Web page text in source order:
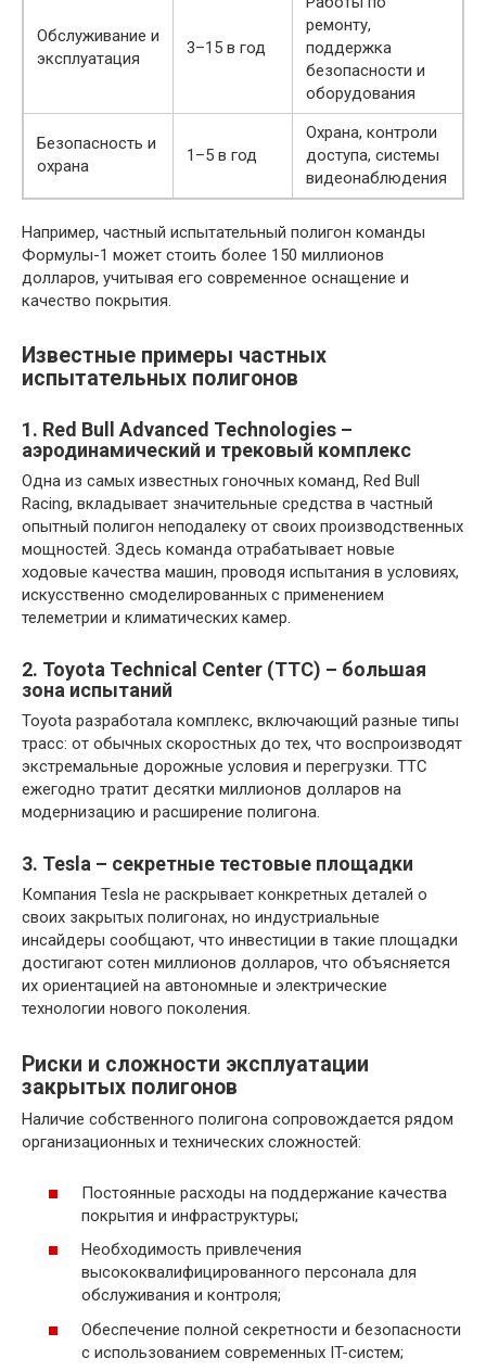
Обслуживание и
эксплуатация
3–15 в год
ремонту,
поддержка
безопасности и
оборудования
Безопасность и
охрана
1–5 в год
Охрана, контроли
доступа, системы
видеонаблюдения
Например, частный испытательный полигон команды
Формулы-1 может стоить более 150 миллионов
долларов, учитывая его современное оснащение и
качество покрытия.
Известные примеры частных
испытательных полигонов
1. Red Bull Advanced Technologies –
аэродинамический и трековый комплекс
Одна из самых известных гоночных команд, Red Bull
Racing, вкладывает значительные средства в частный
опытный полигон неподалеку от своих производственных
мощностей. Здесь команда отрабатывает новые
ходовые качества машин, проводя испытания в условиях,
искусственно смоделированных с применением
телеметрии и климатических камер.
2. Toyota Technical Center (TTC) – большая
зона испытаний
Toyota разработала комплекс, включающий разные типы
трасс: от обычных скоростных до тех, что воспроизводят
экстремальные дорожные условия и перегрузки. TTC
ежегодно тратит десятки миллионов долларов на
модернизацию и расширение полигона.
3. Tesla – секретные тестовые площадки
Компания Tesla не раскрывает конкретных деталей о
своих закрытых полигонах, но индустриальные
инсайдеры сообщают, что инвестиции в такие площадки
достигают сотен миллионов долларов, что объясняется
их ориентацией на автономные и электрические
технологии нового поколения.
Риски и сложности эксплуатации
закрытых полигонов
Наличие собственного полигона сопровождается рядом
организационных и технических сложностей:
Постоянные расходы на поддержание качества
покрытия и инфраструктуры;
Необходимость привлечения
высококвалифицированного персонала для
обслуживания и контроля;
Обеспечение полной секретности и безопасности
с использованием современных IT-систем;